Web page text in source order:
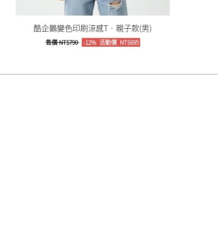
酷企鵝變色印刷涼感T‧親子款(男)
售價NT$790 -12% 活動價NT$695